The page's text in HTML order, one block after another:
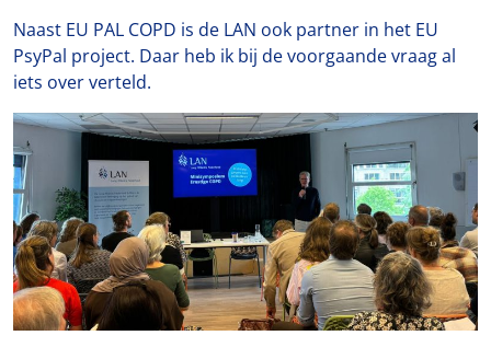
Naast EU PAL COPD is de LAN ook partner in het EU
PsyPal project. Daar heb ik bij de voorgaande vraag al
iets over verteld.